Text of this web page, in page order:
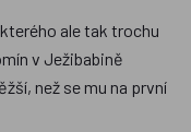
ale tak trochu
v Ježibabině
než se mu na první